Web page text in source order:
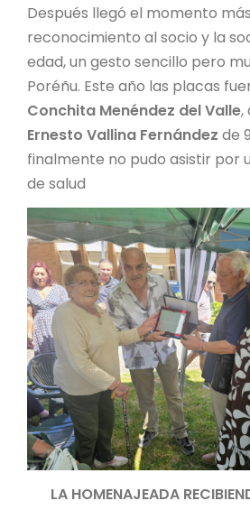
Después llegó el momento
reconocimiento al socio y la
edad, un gesto sencillo pero
Poréñu. Este año las placas
Conchita Menéndez del Valle,
Ernesto Vallina Fernández de
finalmente no pudo asistir por
de salud
LA HOMENAJEADA